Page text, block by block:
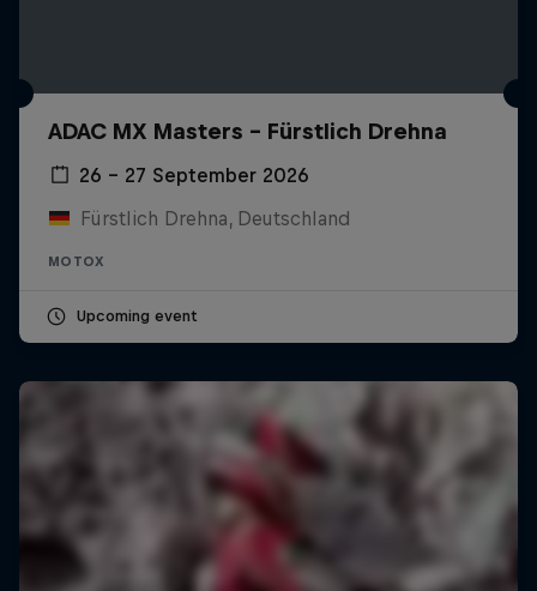
ADAC MX Masters – Fürstlich Drehna
26 – 27 September 2026
Fürstlich Drehna, Deutschland
MOTOX
Upcoming event